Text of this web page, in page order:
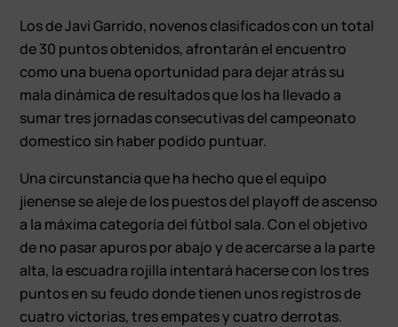
Los de Javi Garrido, novenos clasificados con un total
de 30 puntos obtenidos, afrontarán el encuentro
como una buena oportunidad para dejar atrás su
mala dinámica de resultados que los ha llevado a
sumar tres jornadas consecutivas del campeonato
domestico sin haber podido puntuar.
Una circunstancia que ha hecho que el equipo
jienense se aleje de los puestos del playoff de ascenso
a la máxima categoría del fútbol sala. Con el objetivo
de no pasar apuros por abajo y de acercarse a la parte
alta, la escuadra rojilla intentará hacerse con los tres
puntos en su feudo donde tienen unos registros de
cuatro victorias, tres empates y cuatro derrotas.